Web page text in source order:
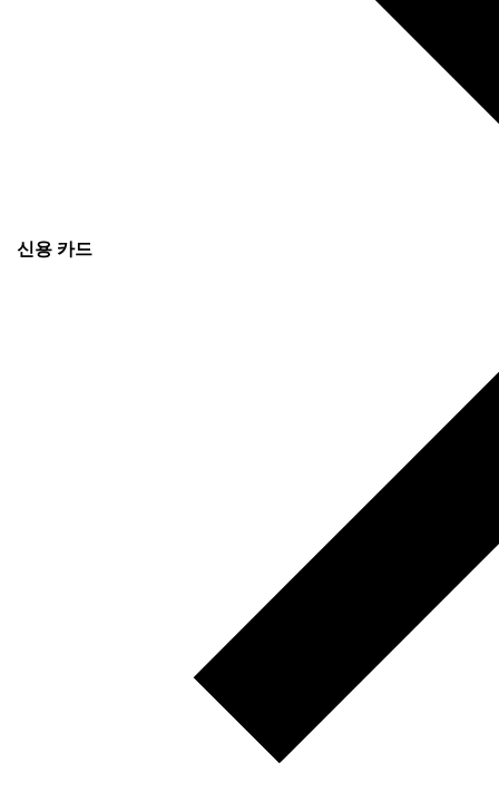
신용 카드